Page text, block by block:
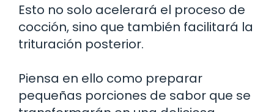
Esto no solo acelerará el proceso de
cocción, sino que también facilitará la
trituración posterior.
Piensa en ello como preparar
pequeñas porciones de sabor que se